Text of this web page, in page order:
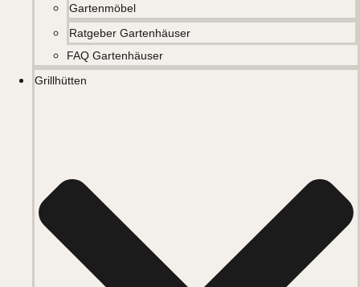
Gartenmöbel
Ratgeber Gartenhäuser
FAQ Gartenhäuser
Grillhütten